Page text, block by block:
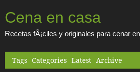
Cena en casa
Recetas fÃ¡ciles y originales para cenar
Tags Categories Latest Archive